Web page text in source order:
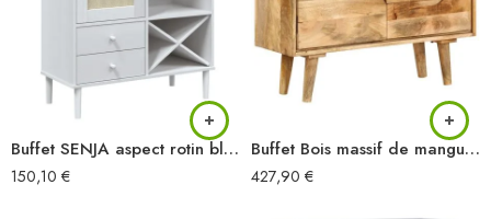
Buffet SENJA aspect rotin blanc 90x40x112cm bois massif de pin
150,10 €
Buffet Bois massif de manguier 90x30x69 cm
427,90 €